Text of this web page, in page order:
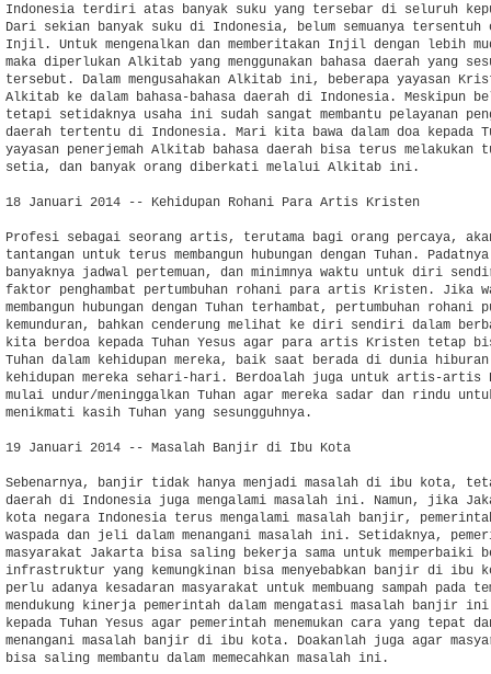
Indonesia terdiri atas banyak suku yang tersebar di seluruh
Dari sekian banyak suku di Indonesia, belum semuanya
Injil. Untuk mengenalkan dan memberitakan Injil dengan lebih
maka diperlukan Alkitab yang menggunakan bahasa daerah yang
tersebut. Dalam mengusahakan Alkitab ini, beberapa yayasan
Alkitab ke dalam bahasa-bahasa daerah di Indonesia. Meskipun
tetapi setidaknya usaha ini sudah sangat membantu pelayanan
daerah tertentu di Indonesia. Mari kita bawa dalam doa kepada
yayasan penerjemah Alkitab bahasa daerah bisa terus melakukan
setia, dan banyak orang diberkati melalui Alkitab ini.
18 Januari 2014 -- Kehidupan Rohani Para Artis Kristen
Profesi sebagai seorang artis, terutama bagi orang percaya,
tantangan untuk terus membangun hubungan dengan Tuhan.
banyaknya jadwal pertemuan, dan minimnya waktu untuk diri
faktor penghambat pertumbuhan rohani para artis Kristen. Jika
membangun hubungan dengan Tuhan terhambat, pertumbuhan rohani
kemunduran, bahkan cenderung melihat ke diri sendiri dalam
kita berdoa kepada Tuhan Yesus agar para artis Kristen tetap
Tuhan dalam kehidupan mereka, baik saat berada di dunia hiburan
kehidupan mereka sehari-hari. Berdoalah juga untuk artis-
mulai undur/meninggalkan Tuhan agar mereka sadar dan rindu
menikmati kasih Tuhan yang sesungguhnya.
19 Januari 2014 -- Masalah Banjir di Ibu Kota
Sebenarnya, banjir tidak hanya menjadi masalah di ibu kota,
daerah di Indonesia juga mengalami masalah ini. Namun, jika
kota negara Indonesia terus mengalami masalah banjir,
waspada dan jeli dalam menangani masalah ini. Setidaknya,
masyarakat Jakarta bisa saling bekerja sama untuk memperbaiki
infrastruktur yang kemungkinan bisa menyebabkan banjir di
perlu adanya kesadaran masyarakat untuk membuang sampah pada
mendukung kinerja pemerintah dalam mengatasi masalah banjir
kepada Tuhan Yesus agar pemerintah menemukan cara yang
menangani masalah banjir di ibu kota. Doakanlah juga agar
bisa saling membantu dalam memecahkan masalah ini.